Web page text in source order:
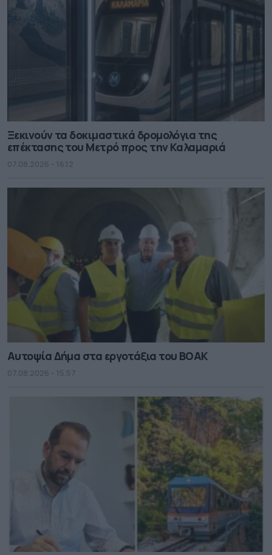
Ξεκινούν τα δοκιμαστικά δρομολόγια της
επέκτασης του Μετρό προς την Καλαμαριά
07.08.2026 - 16.12
Αυτοψία Δήμα στα εργοτάξια του ΒΟΑΚ
07.08.2026 - 15.57